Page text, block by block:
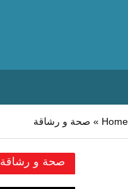
Home
» صحة و رشاقة
صحة و رشاقة